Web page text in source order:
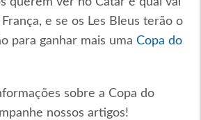
e se os Les Bleus terão o
para ganhar mais uma Copa do
sobre a Copa do
nossos artigos!